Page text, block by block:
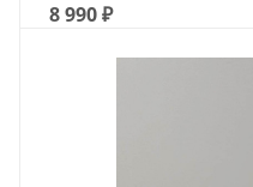
8 990₽